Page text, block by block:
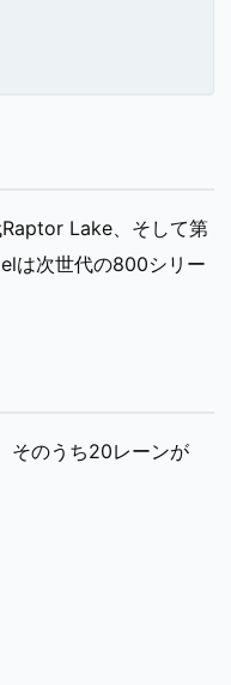
Lake、そして第
は次世代の800シリー
そのうち20レーンが